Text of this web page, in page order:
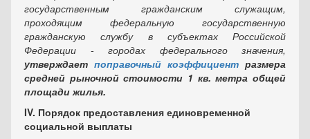
государственным гражданским служащим,
проходящим федеральную государственную
гражданскую службу в субъектах Российской
Федерации - городах федерального значения,
утверждает поправочный коэффициент размера
средней рыночной стоимости 1 кв. метра общей
площади жилья.
IV. Порядок предоставления единовременной
социальной выплаты